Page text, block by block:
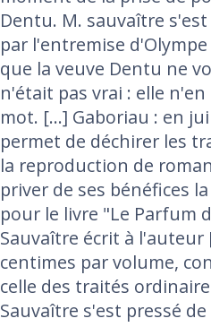
Dentu. M. sauvaître
par l'entremise
que la veuve Dentu ne
n'était pas vrai : elle
mot. [...] Gaboriau : en
permet de déchirer les
la reproduction de
priver de ses bénéfices
pour le livre "Le Parfum
Sauvaître écrit à l'auteur
centimes par volume,
celle des traités
Sauvaître s'est pressé